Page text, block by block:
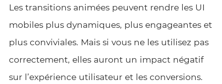
Les transitions animées peuvent rendre les UI
mobiles plus dynamiques, plus engageantes et
plus conviviales. Mais si vous ne les utilisez pas
correctement, elles auront un impact négatif
sur l’expérience utilisateur et les conversions.